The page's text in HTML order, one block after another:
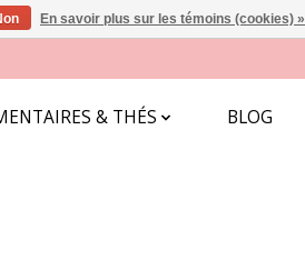
& THÉS BLOG
En savoir plus sur les témoins (cookies) »